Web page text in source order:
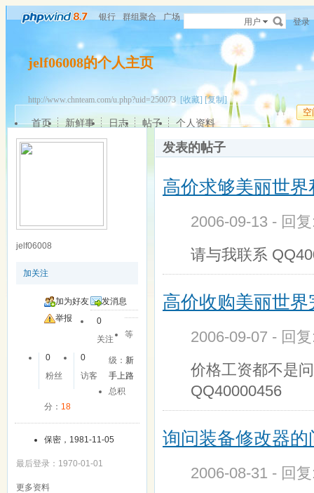
银行 群组聚合 广场 用户 登录
jelf06008的个人主页
http://www.chnteam.com/u.php?uid=250073 [收藏] [复制]
空
首页 新鲜事 日志 帖子 个人资料
jelf06008
加关注
加为好友
发消息
举报
0
关注
0
粉丝
0
访客
等
级：新
手上路
总积
分： 18
保密，1981-11-05
最后登录：1970-01-01
更多资料
发表的帖子
高价求够美丽世
2006-09-13 - 回
请与我联系
高价收购美丽世
2006-09-07 - 回
价格工资都不是
QQ40000456
询问装备修改器的
2006-08-31 - 回